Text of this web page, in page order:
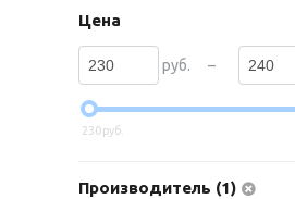
Цена
руб. –
230руб.
Производитель (1)